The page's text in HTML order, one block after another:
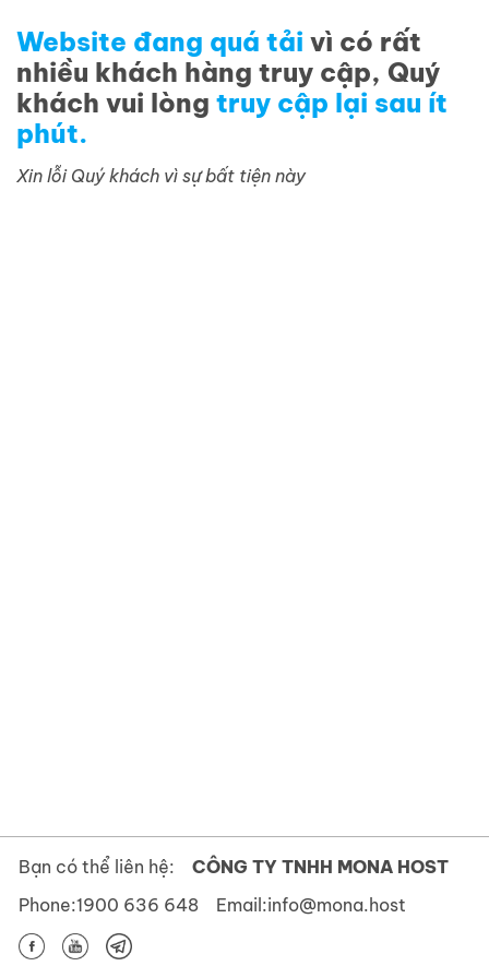
Website đang quá tải vì có rất
nhiều khách hàng truy cập, Quý
khách vui lòng truy cập lại sau ít
phút.
Xin lỗi Quý khách vì sự bất tiện này
Bạn có thể liên hệ:
CÔNG TY TNHH MONA HOST
Phone:1900 636 648 Email:info@mona.host